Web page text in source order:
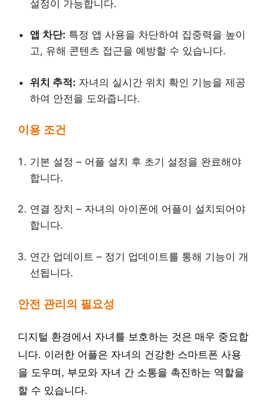
설정이 가능합니다.
앱 차단: 특정 앱 사용을 차단하여 집중력을 높이
고, 유해 콘텐츠 접근을 예방할 수 있습니다.
위치 추적: 자녀의 실시간 위치 확인 기능을 제공
하여 안전을 도와줍니다.
이용 조건
기본 설정 – 어플 설치 후 초기 설정을 완료해야
합니다.
연결 장치 – 자녀의 아이폰에 어플이 설치되어야
합니다.
연간 업데이트 – 정기 업데이트를 통해 기능이 개
선됩니다.
안전 관리의 필요성
디지털 환경에서 자녀를 보호하는 것은 매우 중요합
니다. 이러한 어플은 자녀의 건강한 스마트폰 사용
을 도우며, 부모와 자녀 간 소통을 촉진하는 역할을
할 수 있습니다.